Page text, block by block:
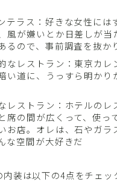
テラス：好きな女性には
風が嫌いとか日差しが当
るので、事前調査を抜か
なレストラン：東京カレ
い道に、うっすら明かり
レストラン：ホテルのレ
席の間が広くって、使っ
お店。オレは、石やガラ
な空間が大好きだ
内装は以下の4点をチェッ